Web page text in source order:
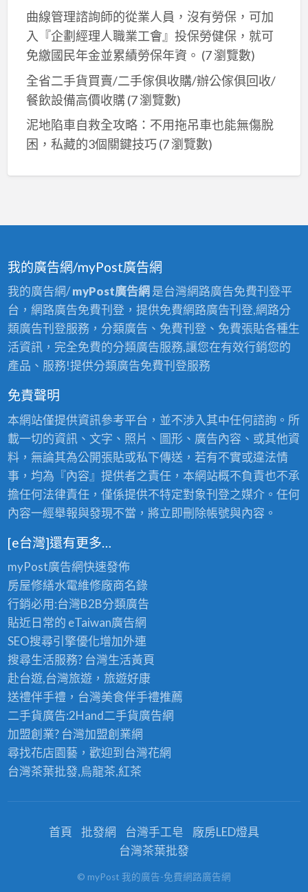
曲線管理諮詢師的從業人員，沒有勞保，可加
入『企劃經理人職業工會』投保勞健保，就可
免繳國民年金並累績勞保年資。 (7 瀏覽數)
全省二手貨買賣/二手傢俱收購/辦公傢俱回收/
餐飲設備高價收購(7 瀏覽數)
泥地陷車自救全攻略：不用拖吊車也能無傷脫
困，私藏的3個關鍵技巧(7 瀏覽數)
我的廣告網/myPost廣告網
我的廣告網/myPost廣告網 是台灣網路廣告免費刊登平
台，網路廣告免費刊登，提供免費網路廣告刊登,網路分
類廣告刊登服務，分類廣告、免費刊登、免費張貼各種生
活資訊，完全免費的分類廣告服務,讓您在有效行銷您的
產品、服務!提供分類廣告免費刊登服務
免責聲明
本網站僅提供資訊參考平台，並不涉入其中任何諮詢。所
載一切的資訊、文字、照片、圖形、廣告內容、或其他資
料，無論其為公開張貼或私下傳送，若有不實或違法情
事，均為『內容』提供者之責任，本網站概不負責也不承
擔任何法律責任，僅係提供不特定對象刊登之媒介。任何
內容一經舉報與發現不當，將立即刪除帳號與內容。
[e台灣]還有更多…
myPost廣告網快速發佈
房屋修繕水電維修廠商名錄
行銷必用:台灣B2B分類廣告
貼近日常的 eTaiwan廣告網
SEO搜尋引擎優化增加外連
搜尋生活服務? 台灣生活黃頁
赴台遊,台灣旅遊，旅遊好康
送禮伴手禮，台灣美食伴手禮推薦
二手貨廣告:2Hand二手貨廣告網
加盟創業? 台灣加盟創業網
尋找花店園藝，歡迎到 台灣花網
台灣茶葉批發,烏龍茶,紅茶
首頁 批發網 台灣手工皂
廠房LED燈具
台灣茶葉批發
© myPost 我的廣告-免費網路廣告網